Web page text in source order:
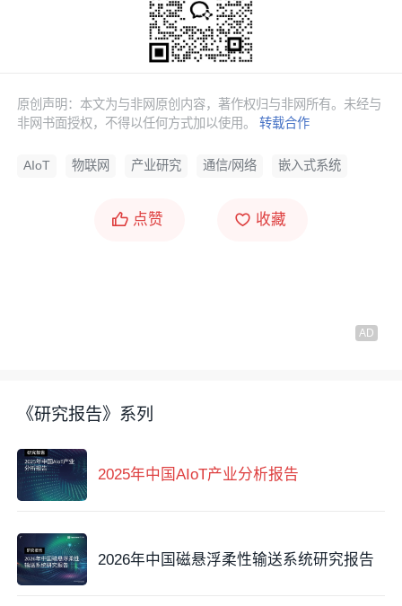
原创声明：本文为与非网原创内容，著作权归与非网所有。未经与
非网书面授权，不得以任何方式加以使用。转载合作
AIoT 物联网 产业研究 通信/网络 嵌入式系统
点赞 收藏
《研究报告》系列
2025年中国AIoT产业分析报告
2026年中国磁悬浮柔性输送系统研究报告